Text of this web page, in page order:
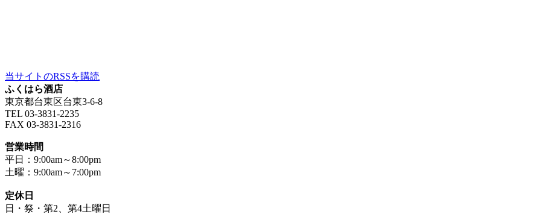
当サイトのRSSを購読
ふくはら酒店
東京都台東区台東3-6-8
TEL 03-3831-2235
FAX 03-3831-2316
営業時間
平日：9:00am～8:00pm
土曜：9:00am～7:00pm
定休日
日・祭・第2、第4土曜日